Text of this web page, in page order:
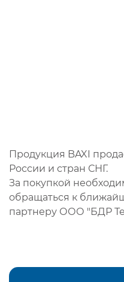
Продукция BAXI
России и стран СНГ.
За покупкой
обращаться к
партнеру ООО "БДР